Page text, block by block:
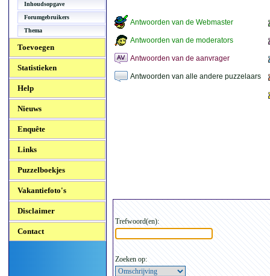
Inhoudsopgave
Forumgebruikers
Thema
Toevoegen
Statistieken
Help
Nieuws
Enquête
Links
Puzzelboekjes
Vakantiefoto's
Disclaimer
Contact
Antwoorden van de Webmaster
Antwoorden van de moderators
Antwoorden van de aanvrager
Antwoorden van alle andere puzzelaars
Trefwoord(en):
Zoeken op: